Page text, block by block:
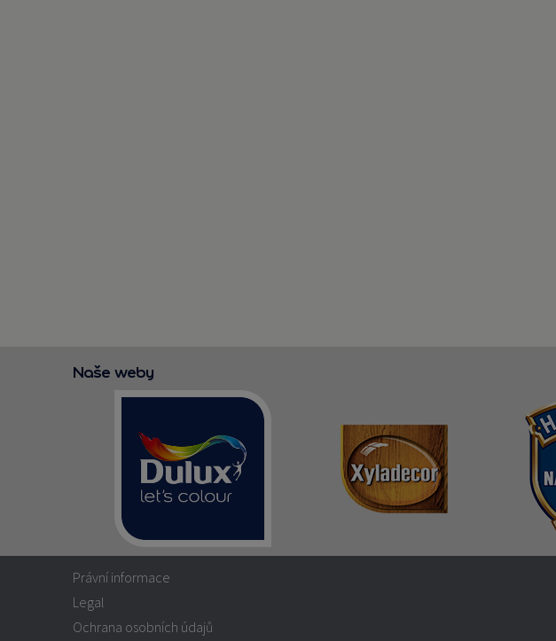
Naše weby
Právní informace
Legal
Ochrana osobních údajů